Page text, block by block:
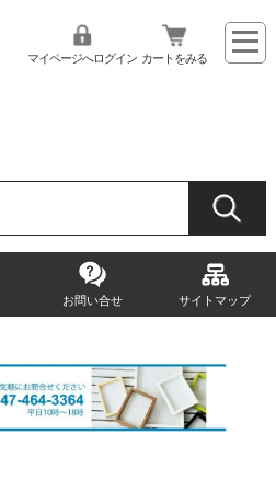
マイページへログイン カートをみる
お問い合せ サイトマップ